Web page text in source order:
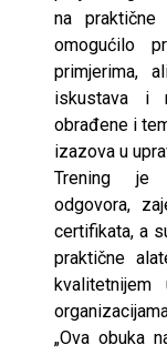
na
omogućilo
primjerima,
iskustava i
obrađene i
izazova u
Trening je
odgovora,
certifikata, a
praktične
kvalitetnijem
„Ova obuka